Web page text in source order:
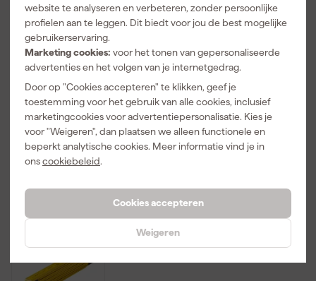
website te analyseren en verbeteren, zonder persoonlijke
profielen aan te leggen. Dit biedt voor jou de best mogelijke
gebruikerservaring.
Marketing cookies: voor het tonen van gepersonaliseerde
advertenties en het volgen van je internetgedrag.
Door op "Cookies accepteren" te klikken, geef je
toestemming voor het gebruik van alle cookies, inclusief
marketingcookies voor advertentiepersonalisatie. Kies je
voor "Weigeren", dan plaatsen we alleen functionele en
beperkt analytische cookies. Meer informatie vind je in
onscookiebeleid.
Cookies accepteren
Weigeren
Lyra 4494102
Dry
Markeerpotlo
Grafiet (1st.)
Maandag
bezorgd
13,
Longlife
Markeerpotlo
od - 125mm -
Grafiet (1st.)
Maandag
bezorgd
Adviesprijs 14,00
05006617001
26-delig
Kraftform
Kompakt VDE
Big Pack 1
Wisselklingen
set in etui
Maandag
bezorgd
Adviesprijs 234,00